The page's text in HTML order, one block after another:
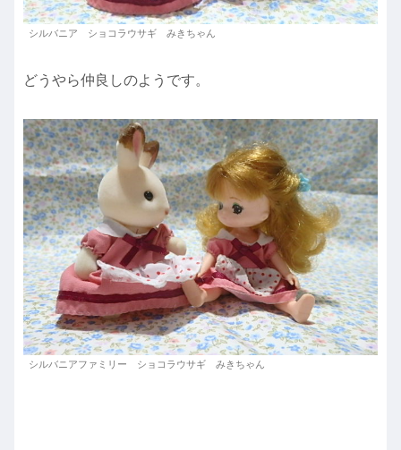
シルバニア ショコラウサギ みきちゃん
どうやら仲良しのようです。
シルバニアファミリー ショコラウサギ みきちゃん